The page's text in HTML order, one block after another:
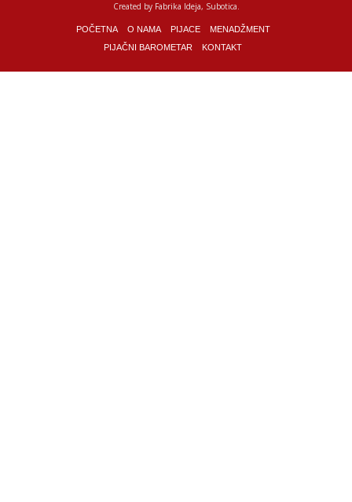
Created by Fabrika Ideja, Subotica.
POČETNA O NAMA PIJACE
MENADŽMENT
PIJAČNI BAROMETAR
KONTAKT